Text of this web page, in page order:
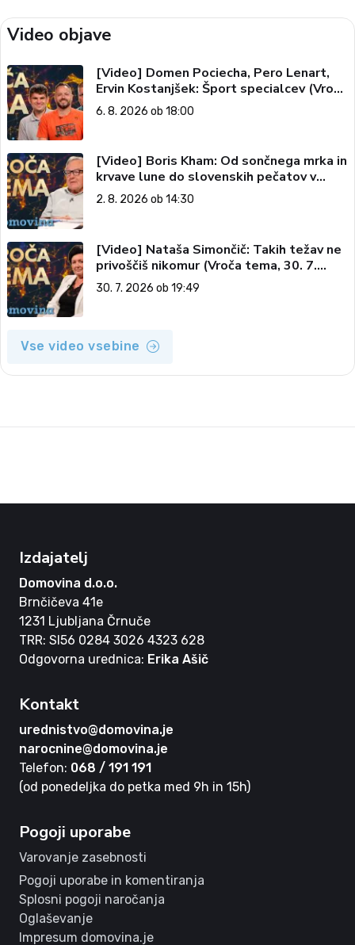
Video objave
[Video] Domen Pociecha, Pero Lenart,
Ervin Kostanjšek: Šport specialcev (Vroča
tema, 6. 8. 2026)
6. 8. 2026 ob 18:00
[Video] Boris Kham: Od sončnega mrka in
krvave lune do slovenskih pečatov v
vesolju (Vroča tema, 2. 8. 2026)
2. 8. 2026 ob 14:30
[Video] Nataša Simončič: Takih težav ne
privoščiš nikomur (Vroča tema, 30. 7.
2026)
30. 7. 2026 ob 19:49
Vse video vsebine
Izdajatelj
Domovina d.o.o.
Brnčičeva 41e
1231 Ljubljana Črnuče
TRR: SI56 0284 3026 4323 628
Odgovorna urednica: Erika Ašič
Kontakt
urednistvo@domovina.je
narocnine@domovina.je
Telefon: 068 / 191 191
(od ponedeljka do petka med 9h in 15h)
Pogoji uporabe
Varovanje zasebnosti
Pogoji uporabe in komentiranja
Splosni pogoji naročanja
Oglaševanje
Impresum domovina.je